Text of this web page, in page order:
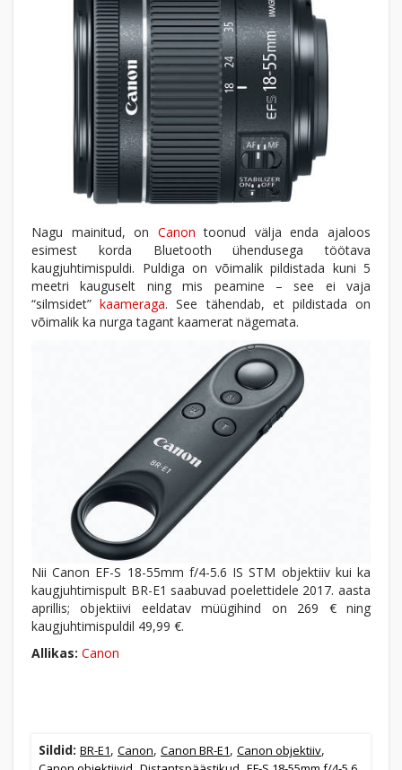
Nagu mainitud, on Canon toonud välja enda ajaloos
esimest korda Bluetooth ühendusega töötava
kaugjuhtimispuldi. Puldiga on võimalik pildistada kuni 5
meetri kauguselt ning mis peamine – see ei vaja
“silmsidet”kaameraga. See tähendab, et pildistada on
võimalik ka nurga tagant kaamerat nägemata.
Nii Canon EF-S 18-55mm f/4-5.6 IS STM objektiiv kui ka
kaugjuhtimispult BR-E1 saabuvad poelettidele 2017. aasta
aprillis; objektiivi eeldatav müügihind on 269 € ning
kaugjuhtimispuldil 49,99 €.
Allikas: Canon
Sildid: BR-E1, Canon, Canon BR-E1, Canon objektiiv,